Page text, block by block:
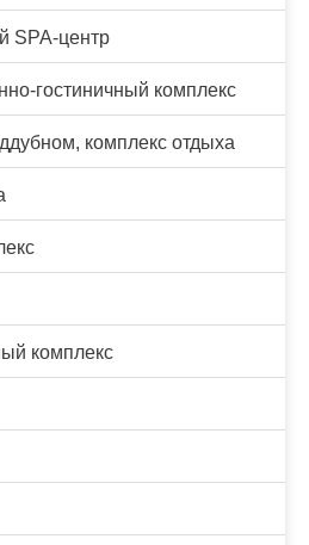
SPA-центр
гостиничный комплекс
комплекс отдыха
комплекс